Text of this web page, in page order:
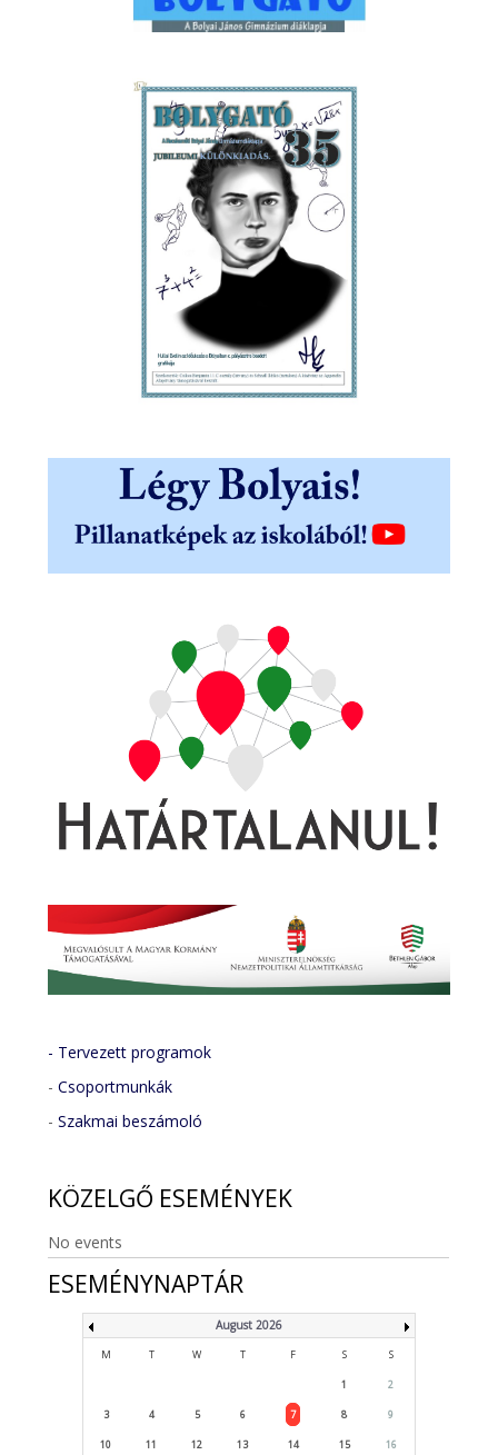
- Tervezett programok
-Csoportmunkák
-Szakmai beszámoló
KÖZELGŐ ESEMÉNYEK
No events
ESEMÉNYNAPTÁR
August 2026
M T W T F S S
1 2
3 4 5 6 7 8 9
10 11 12 13 14 15 16